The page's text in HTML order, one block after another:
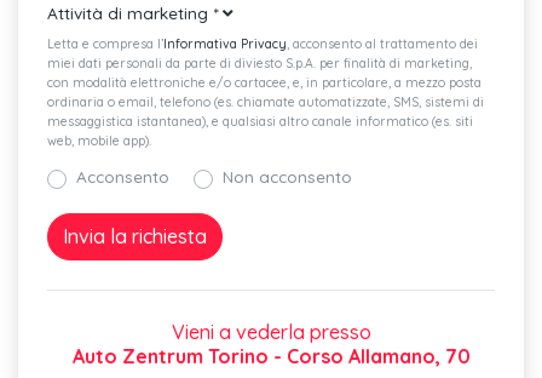
Recupero di energia
Start&stop system per il recupero di energia
Cavo per ricarica industriale cee 32 a 230v
I-size per i sedili posteriori laterali
Spoiler posteriore verniciato nello stesso colore della
Proiettori anteriori in tecnologia led
Attività di marketing *
Letta e compresa l’Informativa Privacy, acconsento al trattamento dei
miei dati personali da parte di diviesto S.p.A. per finalità di marketing,
con modalità elettroniche e/o cartacee, e, in particolare, a mezzo posta
ordinaria o email, telefono (es. chiamate automatizzate, SMS, sistemi di
messaggistica istantanea), e qualsiasi altro canale informatico (es. siti
web, mobile app).
Acconsento Non acconsento
Vieni a vederla presso
Auto Zentrum Torino - Corso Allamano, 70